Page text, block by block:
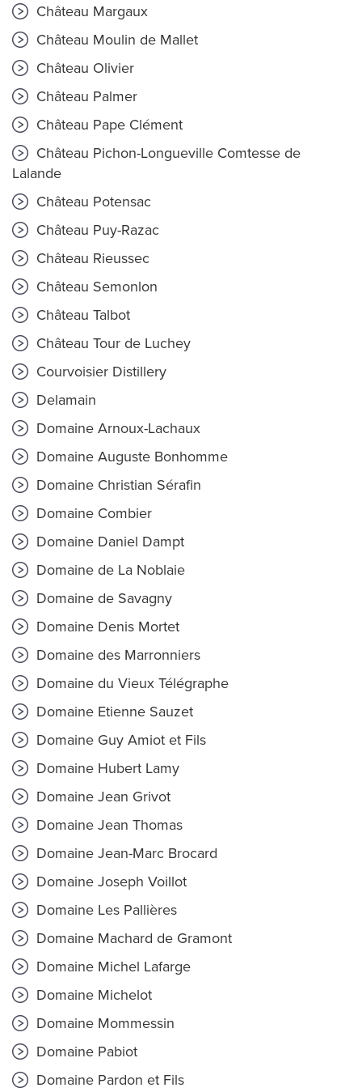
Château Margaux
Château Moulin de Mallet
Château Olivier
Château Palmer
Château Pape Clément
Château Pichon-Longueville Comtesse de
Lalande
Château Potensac
Château Puy-Razac
Château Rieussec
Château Semonlon
Château Talbot
Château Tour de Luchey
Courvoisier Distillery
Delamain
Domaine Arnoux-Lachaux
Domaine Auguste Bonhomme
Domaine Christian Sérafin
Domaine Combier
Domaine Daniel Dampt
Domaine de La Noblaie
Domaine de Savagny
Domaine Denis Mortet
Domaine des Marronniers
Domaine du Vieux Télégraphe
Domaine Etienne Sauzet
Domaine Guy Amiot et Fils
Domaine Hubert Lamy
Domaine Jean Grivot
Domaine Jean Thomas
Domaine Jean-Marc Brocard
Domaine Joseph Voillot
Domaine Les Pallières
Domaine Machard de Gramont
Domaine Michel Lafarge
Domaine Michelot
Domaine Mommessin
Domaine Pabiot
Domaine Pardon et Fils